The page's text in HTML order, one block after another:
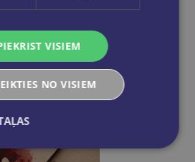
VISIEM
NO VISIEM